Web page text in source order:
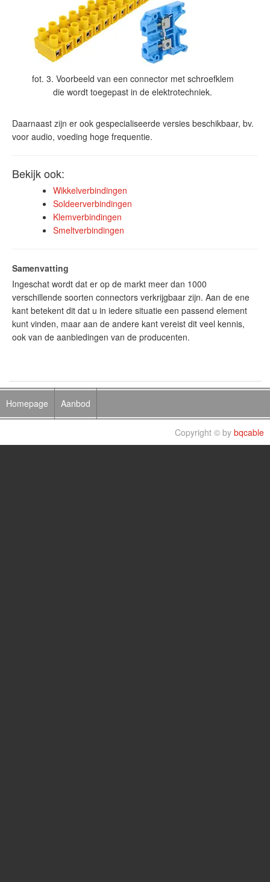
fot. 3. Voorbeeld van een connector met schroefklem
die wordt toegepast in de elektrotechniek.
Daarnaast zijn er ook gespecialiseerde versies beschikbaar, bv.
voor audio, voeding hoge frequentie.
Bekijk ook:
Wikkelverbindingen
Soldeerverbindingen
Klemverbindingen
Smeltverbindingen
Samenvatting
Ingeschat wordt dat er op de markt meer dan 1000
verschillende soorten connectors verkrijgbaar zijn. Aan de ene
kant betekent dit dat u in iedere situatie een passend element
kunt vinden, maar aan de andere kant vereist dit veel kennis,
ook van de aanbiedingen van de producenten.
Homepage Aanbod
Copyright © by bqcable